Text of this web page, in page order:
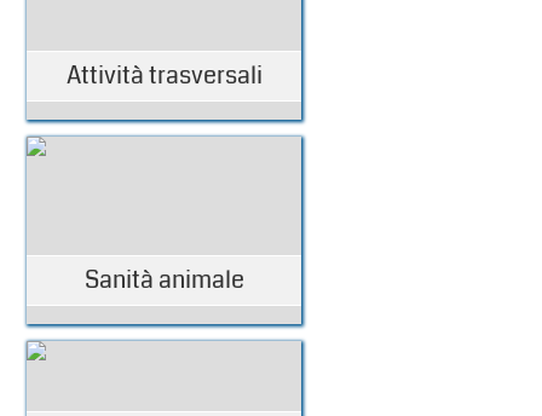
Attività trasversali
Sanità animale